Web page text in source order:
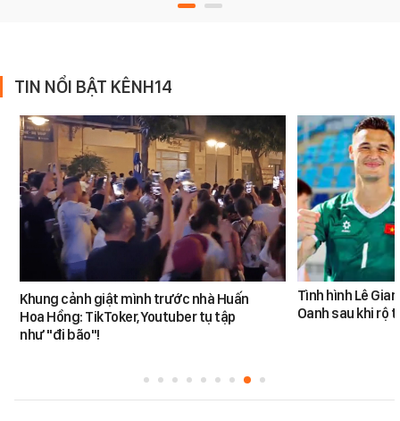
TIN NỔI BẬT KÊNH14
Khung cảnh giật mình trước nhà Huấn
Hoa Hồng: TikToker, Youtuber tụ tập
như "đi bão"!
Tình hình Lê
Oanh sau khi rộ